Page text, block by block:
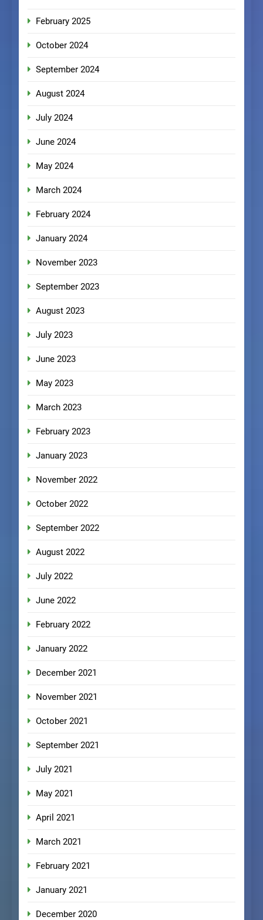
February 2025
October 2024
September 2024
August 2024
July 2024
June 2024
May 2024
March 2024
February 2024
January 2024
November 2023
September 2023
August 2023
July 2023
June 2023
May 2023
March 2023
February 2023
January 2023
November 2022
October 2022
September 2022
August 2022
July 2022
June 2022
February 2022
January 2022
December 2021
November 2021
October 2021
September 2021
July 2021
May 2021
April 2021
March 2021
February 2021
January 2021
December 2020